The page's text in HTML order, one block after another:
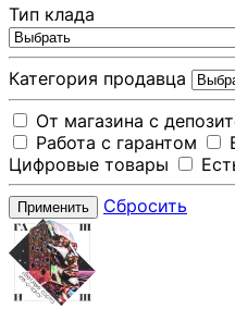
Тип клада
Категория продавца
От магазина с
Работа с гарантом
Цифровые товары
Применить Сбросить